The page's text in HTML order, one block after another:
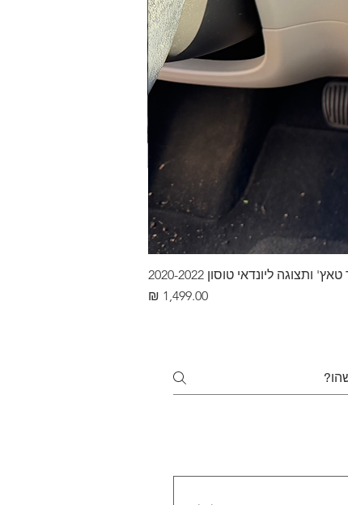
ליונדאי טוסון 2020-2022
מחיר